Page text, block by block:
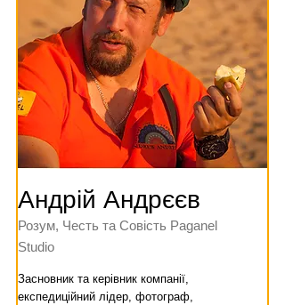
Андрій Андрєєв
Розум, Честь та Совість Paganel
Studio
Засновник та керівник компанії,
експедиційний лідер, фотограф,